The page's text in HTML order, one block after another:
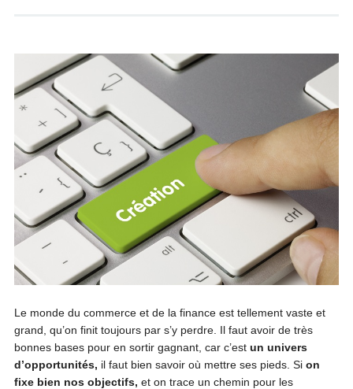
Le monde du commerce et de la finance est tellement vaste et
grand, qu’on finit toujours par s’y perdre. Il faut avoir de très
bonnes bases pour en sortir gagnant, car c’est un univers
d’opportunités, il faut bien savoir où mettre ses pieds. Si on
fixe bien nos objectifs, et on trace un chemin pour les